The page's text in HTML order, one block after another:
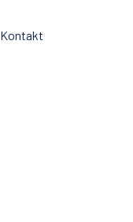
Kontakt